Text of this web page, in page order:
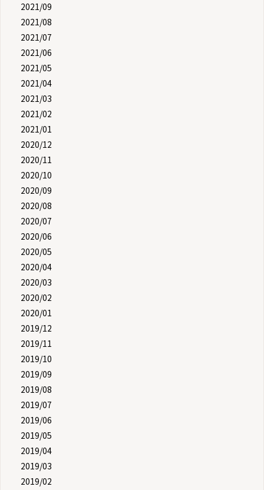
2021/09
2021/08
2021/07
2021/06
2021/05
2021/04
2021/03
2021/02
2021/01
2020/12
2020/11
2020/10
2020/09
2020/08
2020/07
2020/06
2020/05
2020/04
2020/03
2020/02
2020/01
2019/12
2019/11
2019/10
2019/09
2019/08
2019/07
2019/06
2019/05
2019/04
2019/03
2019/02